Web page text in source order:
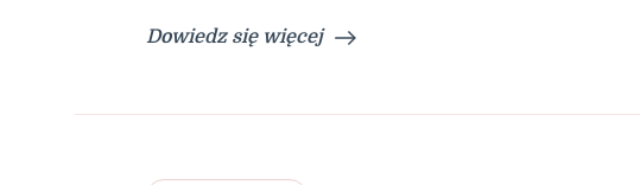
Dowiedz się więcej